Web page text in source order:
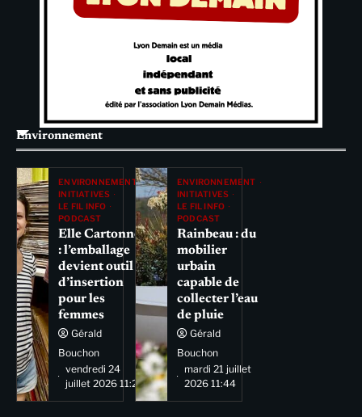
Environnement
ENVIRONNEMENT
INITIATIVES
LE FIL INFO
PODCAST
Elle Cartonne
: l’emballage
devient outil
d’insertion
pour les
femmes
Gérald
Bouchon
vendredi 24
juillet 2026 11:29
ENVIRONNEMENT
INITIATIVES
LE FIL INFO
PODCAST
Rainbeau : du
mobilier
urbain
capable de
collecter l’eau
de pluie
Gérald
Bouchon
mardi 21 juillet
2026 11:44